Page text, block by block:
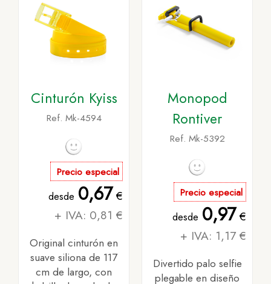
Cinturón Kyiss
Ref. Mk-4594
Precio especial
desde 0,67 €
+ IVA: 0,81 €
Original cinturón en
suave siliona de 117
cm de largo, con
Monopod
Rontiver
Ref. Mk-5392
Precio especial
desde 0,97 €
+ IVA: 1,17 €
Divertido palo selfie
plegable en diseño